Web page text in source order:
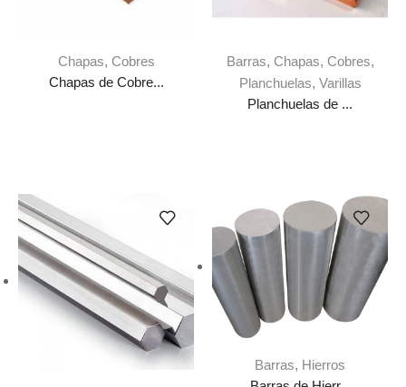
Chapas, Cobres
Chapas de Cobre...
Barras, Chapas, Cobres,
Planchuelas, Varillas
Planchuelas de ...
Barras, Hierros